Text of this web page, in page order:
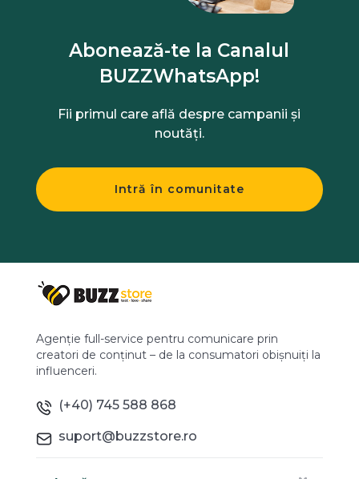
Abonează-te la Canalul
BUZZWhatsApp!
Fii primul care află despre campanii și
noutăți.
Intră în comunitate
Agenție full-service pentru comunicare prin
creatori de conținut – de la consumatori obișnuiți la
influenceri.
(+40) 745 588 868
suport@buzzstore.ro